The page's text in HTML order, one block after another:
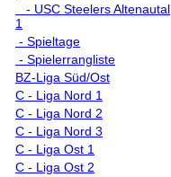
- USC Steelers Altenautal
1
- Spieltage
- Spielerrangliste
BZ-Liga Süd/Ost
C - Liga Nord 1
C - Liga Nord 2
C - Liga Nord 3
C - Liga Ost 1
C - Liga Ost 2